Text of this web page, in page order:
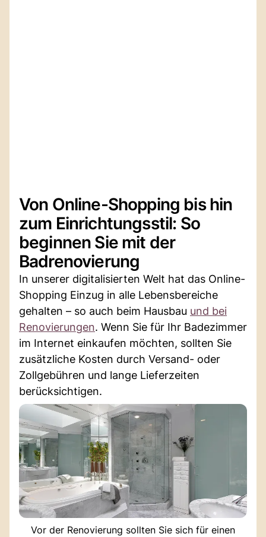
Von Online-Shopping bis hin
zum Einrichtungsstil: So
beginnen Sie mit der
Badrenovierung
In unserer digitalisierten Welt hat das Online-
Shopping Einzug in alle Lebensbereiche
gehalten – so auch beim Hausbau und bei
Renovierungen. Wenn Sie für Ihr Badezimmer
im Internet einkaufen möchten, sollten Sie
zusätzliche Kosten durch Versand- oder
Zollgebühren und lange Lieferzeiten
berücksichtigen.
Vor der Renovierung sollten Sie sich für einen